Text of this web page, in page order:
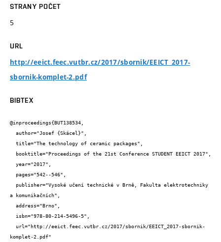
STRANY POČET
5
URL
http://eeict.feec.vutbr.cz/2017/sbornik/EEICT_2017-
sbornik-komplet-2.pdf
BIBTEX
@inproceedings{BUT138534,
a komunikačních",
komplet-2.pdf"